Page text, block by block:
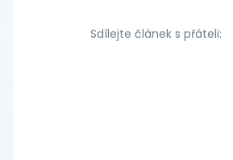
Sdílejte článek s přáteli: